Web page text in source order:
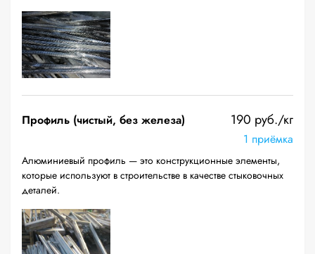
Профиль (чистый, без железа) 190 руб./кг
1 приёмка
Алюминиевый профиль — это конструкционные элементы,
которые используют в строительстве в качестве стыковочных
деталей.